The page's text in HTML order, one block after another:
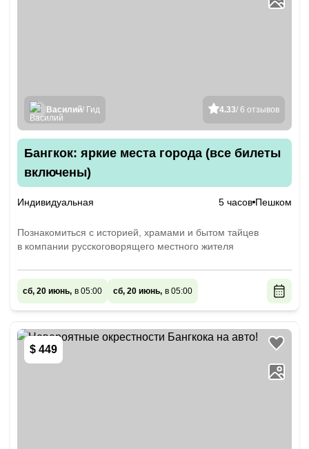
4.33/ 6 отзывов
Василий/ Гид
Бангкок: яркие места города (все билеты
включены)
Индивидуальная 5 часов Пешком
Познакомиться с историей, храмами и бытом тайцев
в компании русскоговорящего местного жителя
сб, 20 июнь, в 05:00 сб, 20 июнь, в 05:00
$ 449